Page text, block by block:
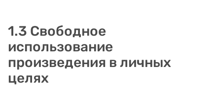
1.3 Свободное
использование
произведения в личных
целях